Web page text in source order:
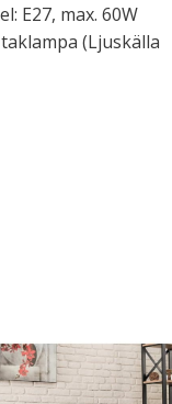
E27, max. 60W
(Ljuskälla